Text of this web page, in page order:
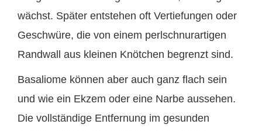
wächst. Später entstehen oft Vertiefungen oder
Geschwüre, die von einem perlschnurartigen
Randwall aus kleinen Knötchen begrenzt sind.
Basaliome können aber auch ganz flach sein
und wie ein Ekzem oder eine Narbe aussehen.
Die vollständige Entfernung im gesunden